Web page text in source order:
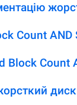
Count AND
Block Count
диск